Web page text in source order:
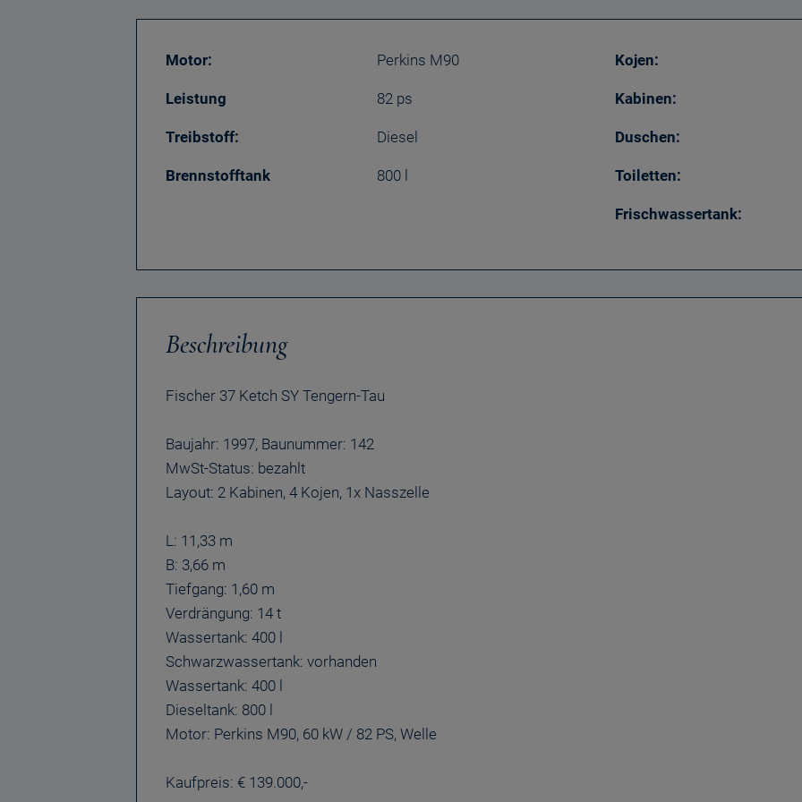
Motor: Perkins M90
Leistung 82 ps
Treibstoff: Diesel
Brennstofftank 800 l
Kojen:
Kabinen:
Duschen:
Toiletten:
Frischwassertank:
Beschreibung
Fischer 37 Ketch SY Tengern-Tau
Baujahr: 1997, Baunummer: 142
MwSt-Status: bezahlt
Layout: 2 Kabinen, 4 Kojen, 1x Nasszelle
L: 11,33 m
B: 3,66 m
Tiefgang: 1,60 m
Verdrängung: 14 t
Wassertank: 400 l
Schwarzwassertank: vorhanden
Wassertank: 400 l
Dieseltank: 800 l
Motor: Perkins M90, 60 kW / 82 PS, Welle
Kaufpreis: € 139.000,-